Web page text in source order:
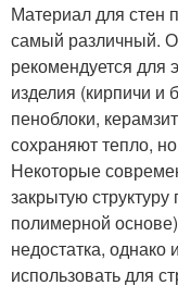
Материал для стен
самый различный.
рекомендуется для
изделия (кирпичи и
пеноблоки,
сохраняют тепло,
Некоторые
закрытую
полимерной
недостатка,
использовать для